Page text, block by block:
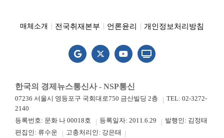
매체소개 전국취재본부 언론윤리 개인정보처리방침
한국의 경제뉴스통신사 - NSP통신
07236 서울시 영등포구 국회대로750 금산빌딩 2층
TEL: 02-3272-
2140
등록번호: 문화 나 00018호
등록일자: 2011.6.29
발행인: 김정태
편집인: 류수운
고충처리인: 강은태